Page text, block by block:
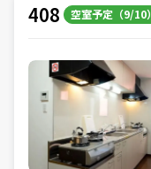
408 空室予定（9/10）